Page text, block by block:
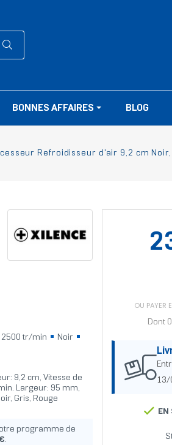
BONNES AFFAIRES BLOG
Refroidisseur d'air 9,2 cm Noir,
2500 tr/min
Noir
9,2 cm, Vitesse de
Largeur: 95 mm,
Gris, Rouge
programme de
.
OU PAYER
Dont
13/
EN